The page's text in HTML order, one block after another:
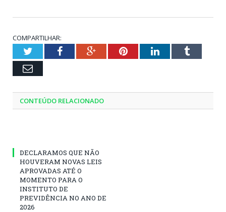
COMPARTILHAR:
TwitterFacebookGoogle+PinterestLinkedInTumblr
Email
CONTEÚDO RELACIONADO
DECLARAMOS QUE NÃO
HOUVERAM NOVAS LEIS
APROVADAS ATÉ O
MOMENTO PARA O
INSTITUTO DE
PREVIDÊNCIA NO ANO DE
2026